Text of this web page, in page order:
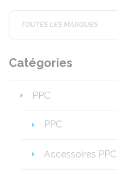
Catégories
PPC
PPC
Accessoires PPC